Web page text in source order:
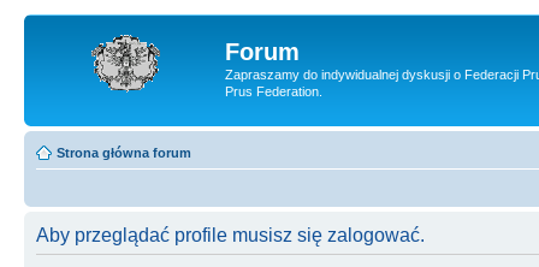
Forum
Zapraszamy do indywidualnej dyskusji o Federacji
Prus Federation.
Strona główna forum
Aby przeglądać profile musisz się zalogować.